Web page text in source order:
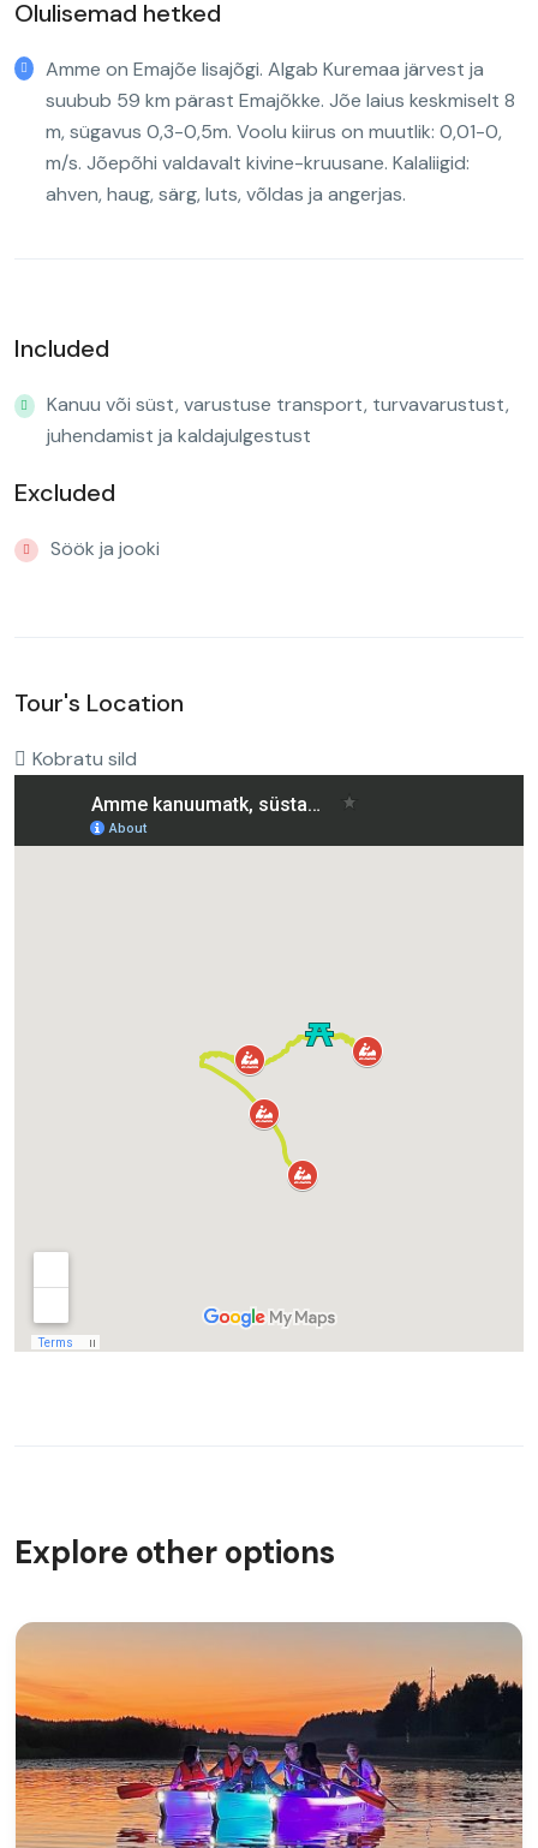
Olulisemad hetked
Amme on Emajõe lisajõgi. Algab Kuremaa järvest ja
suubub 59 km pärast Emajõkke. Jõe laius keskmiselt 8
m, sügavus 0,3-0,5m. Voolu kiirus on muutlik: 0,01-0,
m/s. Jõepõhi valdavalt kivine-kruusane. Kalaliigid:
ahven, haug, särg, luts, võldas ja angerjas.
Included
Kanuu või süst, varustuse transport, turvavarustust,
juhendamist ja kaldajulgestust
Excluded
Söök ja jooki
Tour's Location
Kobratu sild
Explore other options